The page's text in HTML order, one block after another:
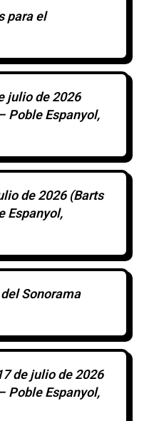
para el
julio de 2026
Poble Espanyol,
de 2026 (Barts
Espanyol,
Sonorama
de julio de 2026
Poble Espanyol,